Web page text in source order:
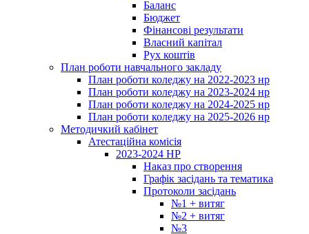
Баланс
Бюджет
Фінансові результати
Власний капітал
Рух коштів
План роботи навчального закладу
План роботи коледжу на 2022-2023 нр
План роботи коледжу на 2023-2024 нр
План роботи коледжу на 2024-2025 нр
План роботи коледжу на 2025-2026 нр
Методичкий кабінет
Атестаційна комісія
2023-2024 НР
Наказ про створення
Графік засідань та тематика
Протоколи засідань
№1 + витяг
№2 + витяг
№3